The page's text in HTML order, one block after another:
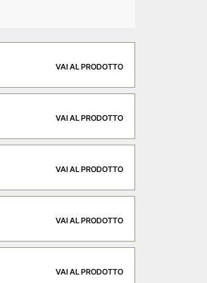
VAI AL PRODOTTO
VAI AL PRODOTTO
VAI AL PRODOTTO
VAI AL PRODOTTO
VAI AL PRODOTTO